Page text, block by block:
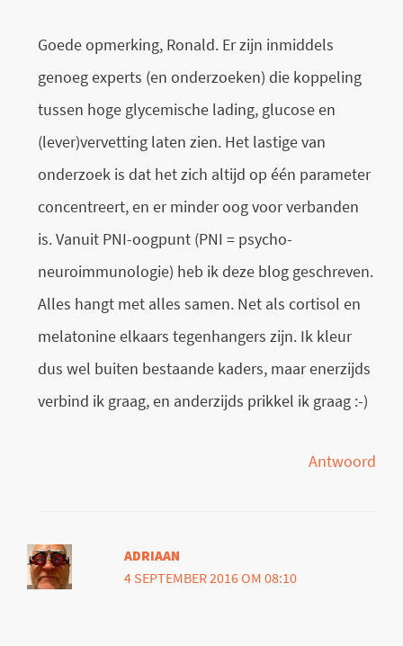
Goede opmerking, Ronald. Er zijn inmiddels
genoeg experts (en onderzoeken) die koppeling
tussen hoge glycemische lading, glucose en
(lever)vervetting laten zien. Het lastige van
onderzoek is dat het zich altijd op één parameter
concentreert, en er minder oog voor verbanden
is. Vanuit PNI-oogpunt (PNI = psycho-
neuroimmunologie) heb ik deze blog geschreven.
Alles hangt met alles samen. Net als cortisol en
melatonine elkaars tegenhangers zijn. Ik kleur
dus wel buiten bestaande kaders, maar enerzijds
verbind ik graag, en anderzijds prikkel ik graag :-)
Antwoord
ADRIAAN
4 SEPTEMBER 2016 OM 08:10